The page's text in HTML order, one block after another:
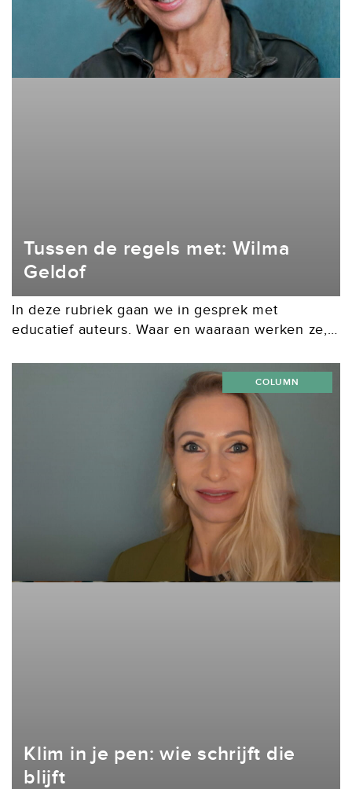
Tussen de regels met: Wilma
Geldof
In deze rubriek gaan we in gesprek met
educatief auteurs. Waar en waaraan werken ze,
Een gesprek over creëren, samenwerken...
Klim in je pen: wie schrijft die
blijft
COLUMN